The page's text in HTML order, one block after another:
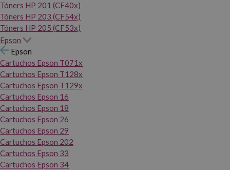
Tóners HP 201 (CF40x)
Tóners HP 203 (CF54x)
Tóners HP 205 (CF53x)
Epson
Epson
Cartuchos Epson T071x
Cartuchos Epson T128x
Cartuchos Epson T129x
Cartuchos Epson 16
Cartuchos Epson 18
Cartuchos Epson 26
Cartuchos Epson 29
Cartuchos Epson 202
Cartuchos Epson 33
Cartuchos Epson 34